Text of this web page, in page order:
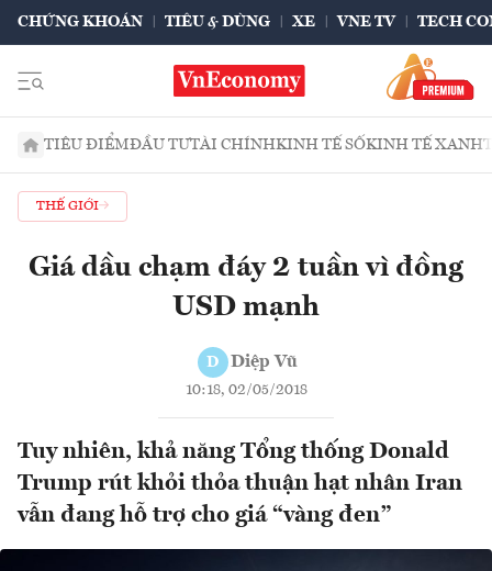
CHỨNG KHOÁN TIÊU & DÙNG XE VNE TV TECH
TIÊU ĐIỂMĐẦU TƯTÀI CHÍNHKINH TẾ SỐKINH TẾ XANH
THẾ GIỚI
Giá dầu chạm đáy 2 tuần vì đồng
USD mạnh
D Diệp Vũ
10:18, 02/05/2018
Tuy nhiên, khả năng Tổng thống Donald
Trump rút khỏi thỏa thuận hạt nhân Iran
vẫn đang hỗ trợ cho giá “vàng đen”